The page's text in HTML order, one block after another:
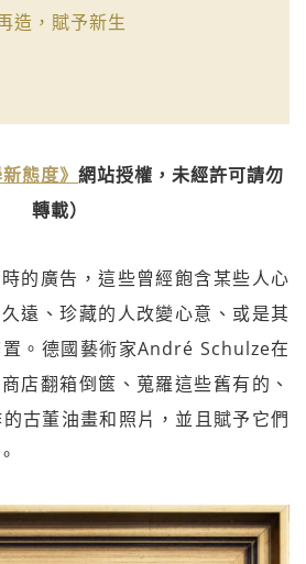
造，賦予新生
態度》 網站授權，未經許可請勿
轉載）
的廣告，這些曾經飽含某些人心
遠、珍藏的人改變心意、或是其
。德國藝術家André Schulze在
店翻箱倒篋、蒐羅這些舊有的、
古董油畫和照片，並且賦予它們